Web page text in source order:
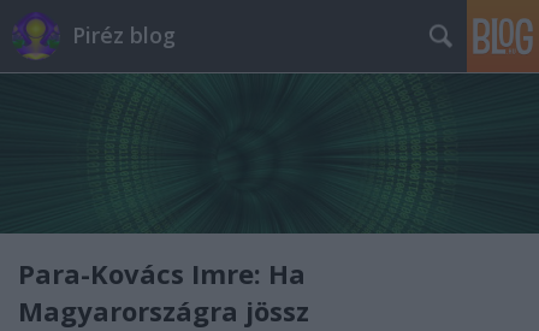
Piréz blog
Para-Kovács Imre: Ha
Magyarországra jössz